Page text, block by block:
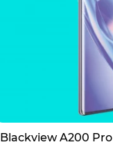
Blackview A200 Pro